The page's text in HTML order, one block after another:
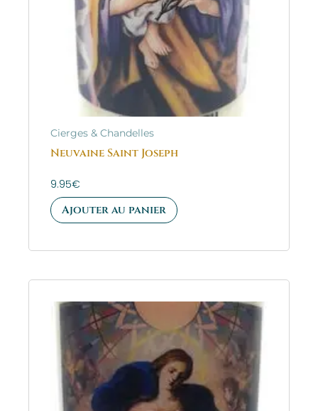
Cierges & Chandelles
Neuvaine Saint Joseph
9.95€
Ajouter au panier